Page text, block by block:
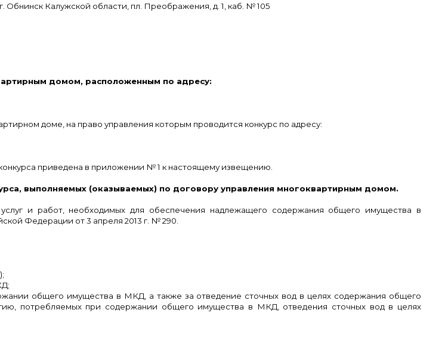
Обнинск Калужской области, пл. Преображения, д. 1, каб. № 105
домом, расположенным по адресу:
доме, на право управления которым проводится конкурс по адресу:
приведена в приложении № 1 к настоящему извещению.
выполняемых (оказываемых) по договору управления многоквартирным домом.
услуг и работ, необходимых для обеспечения надлежащего содержания общего имущества в
Федерации от 3 апреля 2013 г. № 290.
общего имущества в МКД, а также за отведение сточных вод в целях содержания общего
потребляемых при содержании общего имущества в МКД, отведения сточных вод в целях